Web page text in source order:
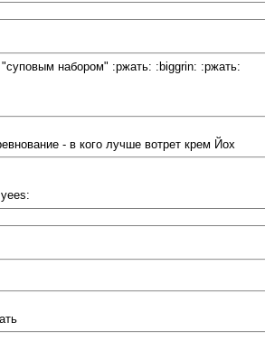
набором" :ржать: :biggrin: :ржать:
- в кого лучше вотрет крем Йох